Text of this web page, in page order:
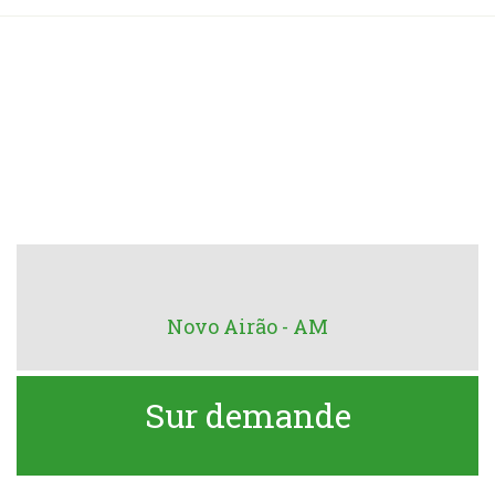
Novo Airão - AM
Sur demande